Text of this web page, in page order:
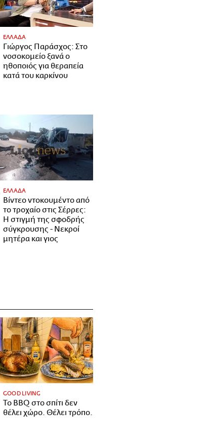
ΕΛΛΑΔΑ
Γιώργος Παράσχος: Στο
νοσοκομείο ξανά ο
ηθοποιός για θεραπεία
κατά του καρκίνου
ΕΛΛΑΔΑ
Βίντεο ντοκουμέντο από
το τροχαίο στις Σέρρες:
Η στιγμή της σφοδρής
σύγκρουσης - Νεκροί
μητέρα και γιος
GOOD LIVING
Το BBQ στο σπίτι δεν
θέλει χώρο. Θέλει τρόπο.